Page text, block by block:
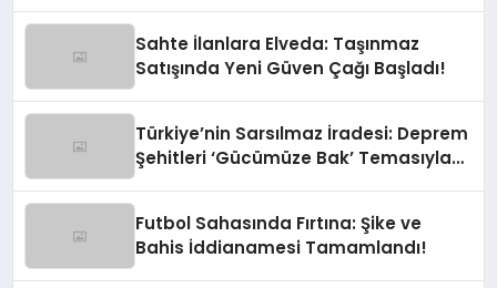
Sahte İlanlara Elveda: Taşınmaz
Satışında Yeni Güven Çağı Başladı!
Türkiye’nin Sarsılmaz İradesi: Deprem
Şehitleri ‘Gücümüze Bak’ Temasıyla
Futbol Sahasında Fırtına: Şike ve
Bahis İddianamesi Tamamlandı!